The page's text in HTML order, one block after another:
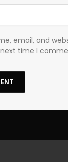
email, and
time I